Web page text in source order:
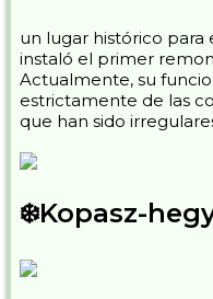
un lugar histórico para
instaló el primer
Actualmente, su
estrictamente de las
que han sido
❄️Kopasz-